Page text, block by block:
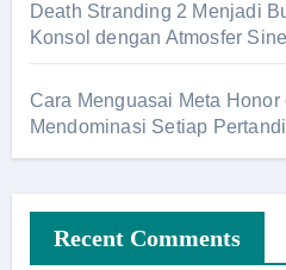
Death Stranding 2 Menjadi
Konsol dengan Atmosfer
Cara Menguasai Meta
Mendominasi Setiap
Recent Comments